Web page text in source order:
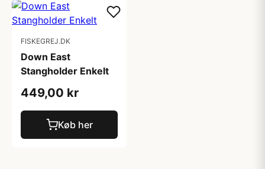
FISKEGREJ.DK
Down East
Stangholder Enkelt
449,00 kr
Køb her